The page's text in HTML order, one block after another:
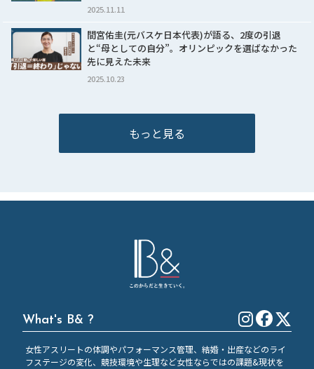
2025.11.11
間宮佑圭(元バスケ日本代表)が語る、2度の引退
と“母としての自分”。オリンピックを選ばなかった
先に見えた未来
2025.10.23
もっと見る
What's B& ?
女性アスリートの体調やパフォーマンス管理、結婚・出産などのライ
フステージの変化、競技環境や生理など女性ならではの課題&現状を